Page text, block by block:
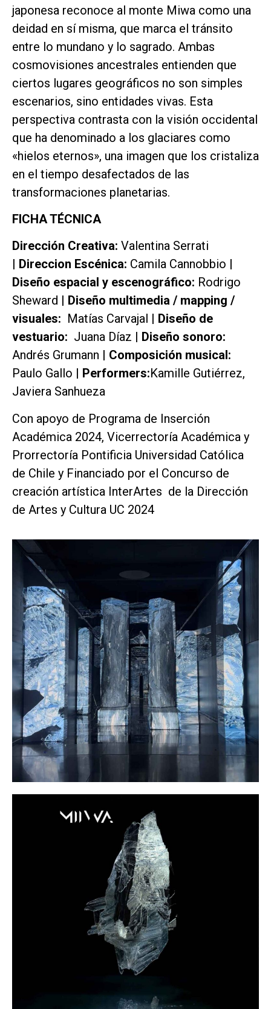
japonesa reconoce al monte Miwa como una
deidad en sí misma, que marca el tránsito
entre lo mundano y lo sagrado. Ambas
cosmovisiones ancestrales entienden que
ciertos lugares geográficos no son simples
escenarios, sino entidades vivas. Esta
perspectiva contrasta con la visión occidental
que ha denominado a los glaciares como
«hielos eternos», una imagen que los cristaliza
en el tiempo desafectados de las
transformaciones planetarias.
FICHA TÉCNICA
Dirección Creativa: Valentina Serrati
Direccion Escénica: Camila Cannobbio
Diseño espacial y escenográfico: Rodrigo
Sheward
| Diseño multimedia / mapping /
visuales: Matías Carvajal |
Diseño de
vestuario: Juana Díaz |
Diseño sonoro:
Andrés Grumann | Composición musical:
Paulo Gallo | Performers:Kamille Gutiérrez,
Javiera Sanhueza
Con apoyo de Programa de Inserción
Académica 2024, Vicerrectoría Académica y
Prorrectoría Pontificia Universidad Católica
de Chile y Financiado por el Concurso de
creación artística InterArtes de la Dirección
de Artes y Cultura UC 2024